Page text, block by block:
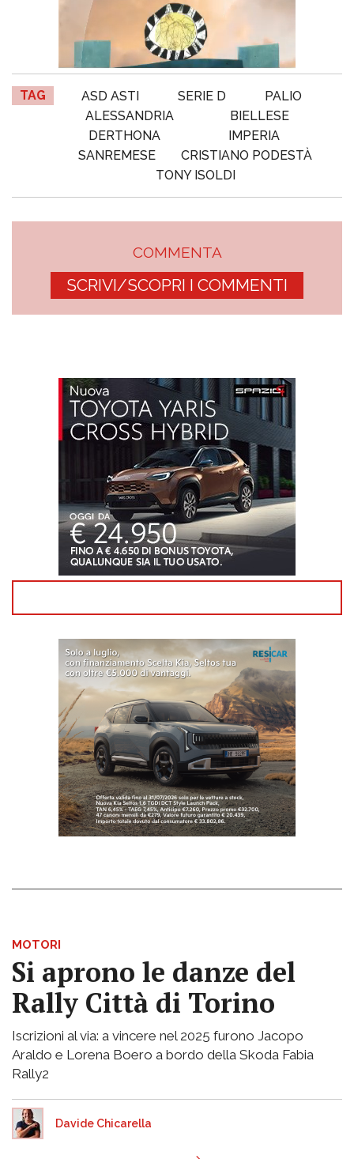
TAG ASD ASTI SERIE D
PALIO
ALESSANDRIA
BIELLESE
DERTHONA
IMPERIA
SANREMESE
CRISTIANO PODESTÀ
TONY ISOLDI
COMMENTA
SCRIVI/SCOPRI I COMMENTI
MOTORI
Si aprono le danze del
Rally Città di Torino
Iscrizioni al via: a vincere nel 2025 furono Jacopo
Araldo e Lorena Boero a bordo della Skoda Fabia
Rally2
Davide Chicarella